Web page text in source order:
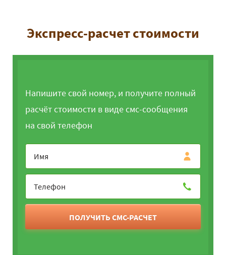
Экспресс-расчет стоимости
Напишите свой номер, и получите полный
расчёт стоимости в виде смс-сообщения
на свой телефон
ПОЛУЧИТЬ СМС-РАСЧЕТ